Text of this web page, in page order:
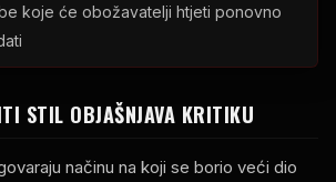
koje će obožavatelji htjeti ponovno
STIL OBJAŠNJAVA KRITIKU
načinu na koji se borio veći dio